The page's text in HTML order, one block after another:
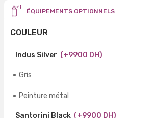
ÉQUIPEMENTS OPTIONNELS
COULEUR
Indus Silver (+9900 DH)
Gris
Peinture métal
Santorini Black (+9900 DH)